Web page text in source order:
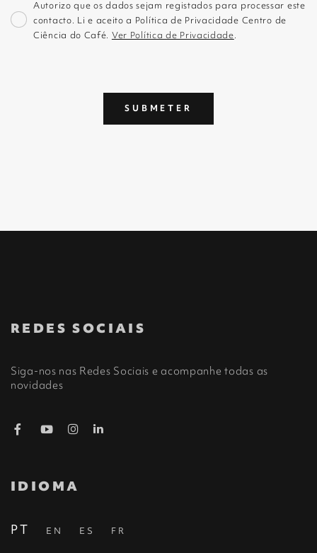
Autorizo que os dados sejam registados para processar este
contacto. Li e aceito a Política de Privacidade Centro de
Ciência do Café. Ver Política de Privacidade.
SUBMETER
REDES SOCIAIS
Siga-nos nas Redes Sociais e acompanhe todas as
novidades
IDIOMA
PT EN ES FR